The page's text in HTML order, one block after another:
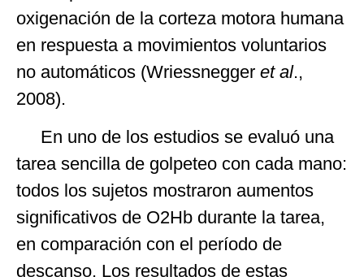
oxigenación de la corteza motora humana
en respuesta a movimientos voluntarios
no automáticos (Wriessnegger et al.,
2008).
En uno de los estudios se evaluó una
tarea sencilla de golpeteo con cada mano:
todos los sujetos mostraron aumentos
significativos de O2Hb durante la tarea,
en comparación con el período de
descanso. Los resultados de estas